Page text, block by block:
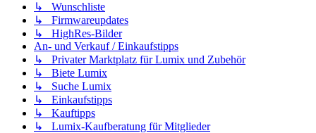
↳ Wunschliste
↳ Firmwareupdates
↳ HighRes-Bilder
An- und Verkauf / Einkaufstipps
↳ Privater Marktplatz für Lumix und Zubehör
↳ Biete Lumix
↳ Suche Lumix
↳ Einkaufstipps
↳ Kauftipps
↳ Lumix-Kaufberatung für Mitglieder